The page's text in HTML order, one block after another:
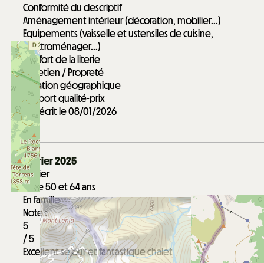
Conformité du descriptif
Aménagement intérieur (décoration, mobilier...)
Equipements (vaisselle et ustensiles de cuisine,
électroménager...)
Confort de la literie
Entretien / Propreté
Situation géographique
Rapport qualité-prix
Avis écrit le 08/01/2026
Février 2025
Olivier
Entre 50 et 64 ans
En famille
Note :
5
/ 5
Excellent séjour et fantastique chalet